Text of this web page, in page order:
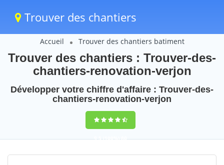
Trouver des chantiers
Accueil Trouver des chantiers batiment
Trouver des chantiers : Trouver-des-
chantiers-renovation-verjon
Développer votre chiffre d'affaire : Trouver-des-
chantiers-renovation-verjon
9,5(100%)80
votes